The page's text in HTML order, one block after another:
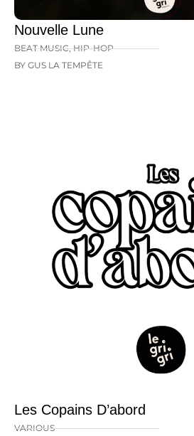
Nouvelle Lune
BEAT MUSIC,HIP-HOP
BY GUS LA TEMPÊTE
Les Copains D’abord
VARIOUS